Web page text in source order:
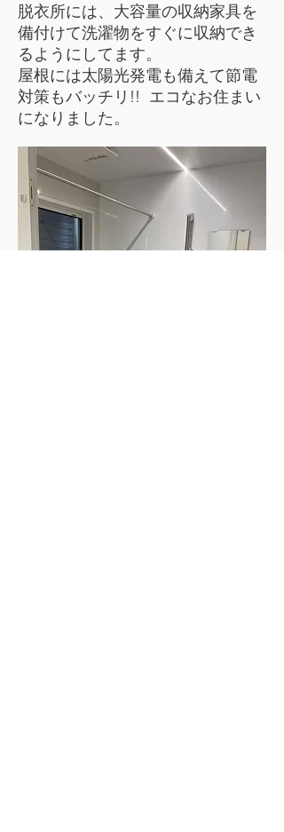
脱衣所には、大容量の収納家具を
備付けて洗濯物をすぐに収納でき
るようにしてます。
屋根には太陽光発電も備えて節電
対策もバッチリ!! エコなお住まい
になりました。